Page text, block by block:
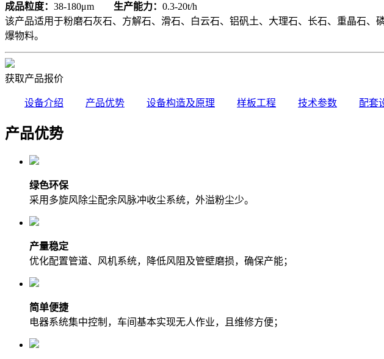
成品粒度： 38-180μm 生产能力： 0.3-20t/h
该产品适用于粉磨石灰石、方解石、滑石、白云石、铝矾土、大理石、长石、重晶石
爆物料。
获取产品报价
设备介绍 产品优势 设备构造及原理 样板工程 技术参数 配套
产品优势
绿色环保
采用多旋风除尘配余风脉冲收尘系统，外溢粉尘少。
产量稳定
优化配置管道、风机系统，降低风阻及管壁磨损，确保产能；
简单便捷
电器系统集中控制，车间基本实现无人作业，且维修方便；